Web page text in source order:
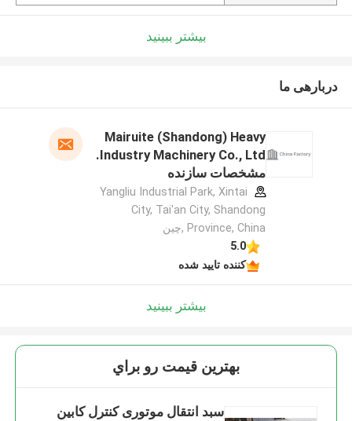
بیشتر ببینید
دربارهی ما
Mairuite (Shandong) Heavy
Industry Machinery Co., Ltd.
مشخصات سازنده
Yangliu Industrial Park, Xintai
City, Tai'an City, Shandong
Province, China ,چین
5.0
کننده تایید شده
بیشتر ببینید
بهترين قيمت رو براي
سبد انتقال موتوری کنترل کابین